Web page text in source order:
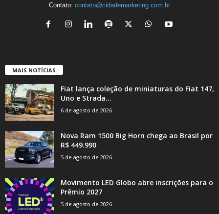
Contato: contato@cidademarketing.com.br
MAIS NOTÍCIAS
Fiat lança coleção de miniaturas do Fiat 147,
Uno e Strada...
6 de agosto de 2026
Nova Ram 1500 Big Horn chega ao Brasil por
R$ 449.990
5 de agosto de 2026
Movimento LED Globo abre inscrições para o
Prêmio 2027
5 de agosto de 2026